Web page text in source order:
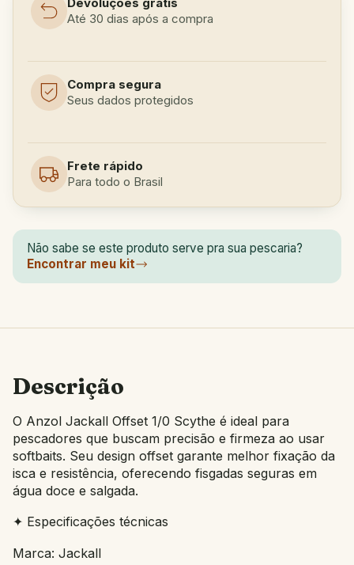
Até 30 dias após a compra
Compra segura
Seus dados protegidos
Frete rápido
Para todo o Brasil
Não sabe se este produto serve pra sua pescaria?
Encontrar meu kit
Descrição
O Anzol Jackall Offset 1/0 Scythe é ideal para
pescadores que buscam precisão e firmeza ao usar
softbaits. Seu design offset garante melhor fixação da
isca e resistência, oferecendo fisgadas seguras em
água doce e salgada.
✦ Especificações técnicas
Marca: Jackall